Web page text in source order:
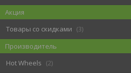
Акция
Товары со скидками
3
Производитель
Hot Wheels
2